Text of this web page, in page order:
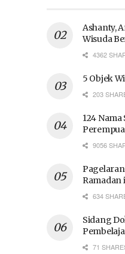
Ashanty,
Wisuda
4362
5 Objek
203
124
9056
Ramadan
634
Sidang
71